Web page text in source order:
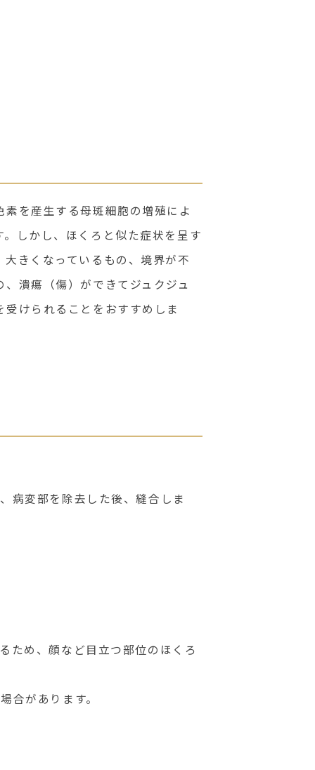
を産生する母斑細胞の増殖によ
しかし、ほくろと似た症状を呈す
きくなっているもの、境界が不
潰瘍（傷）ができてジュクジュ
けられることをおすすめしま
病変部を除去した後、縫合しま
ため、顔など目立つ部位のほくろ
合があります。